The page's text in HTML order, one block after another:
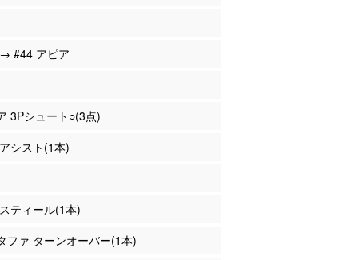
#44 アピア
3Pシュート○(3点)
シスト(1本)
ティール(1本)
ファ ターンオーバー(1本)